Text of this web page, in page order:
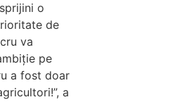
o
de
va
pe
a fost doar
a